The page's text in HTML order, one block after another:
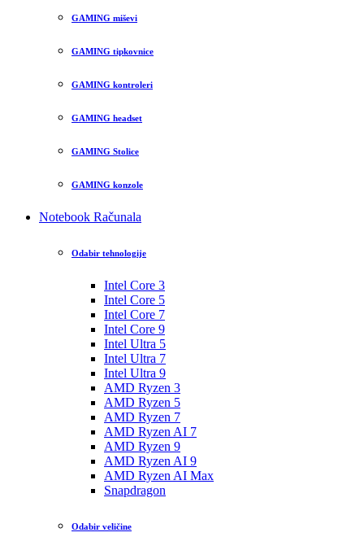
GAMING miševi
GAMING tipkovnice
GAMING kontroleri
GAMING headset
GAMING Stolice
GAMING konzole
Notebook Računala
Odabir tehnologije
Intel Core 3
Intel Core 5
Intel Core 7
Intel Core 9
Intel Ultra 5
Intel Ultra 7
Intel Ultra 9
AMD Ryzen 3
AMD Ryzen 5
AMD Ryzen 7
AMD Ryzen AI 7
AMD Ryzen 9
AMD Ryzen AI 9
AMD Ryzen AI Max
Snapdragon
Odabir veličine